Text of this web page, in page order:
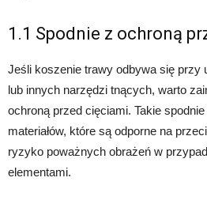
1.1 Spodnie z ochroną
Jeśli koszenie trawy odbywa się przy
lub innych narzędzi tnących, warto
ochroną przed cięciami. Takie
materiałów, które są odporne na
ryzyko poważnych obrażeń w
elementami.